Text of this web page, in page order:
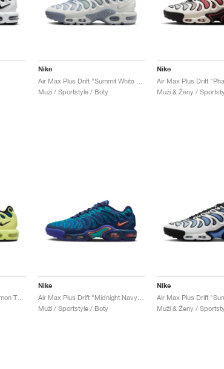
Nike
Muži / Sportstyle / Boty
Nike
Muži & Ženy /
Air Max Plus Drift "Light Lemon Twist"
Nike
Air Max Plus Drift "Midnight Navy & Total Orange"
Muži / Sportstyle / Boty
Nike
Muži & Ženy /